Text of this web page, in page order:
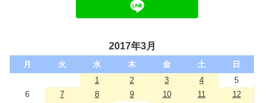
2017年3月
月 火 水 木 金 土
日
1
2 3 4
5
6
7 8 9 10 11
12